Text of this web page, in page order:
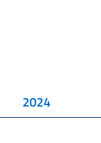
2024